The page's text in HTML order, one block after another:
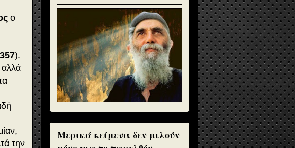
ο
).
αλλά
την
Μερικά κείμενα δεν μιλούν